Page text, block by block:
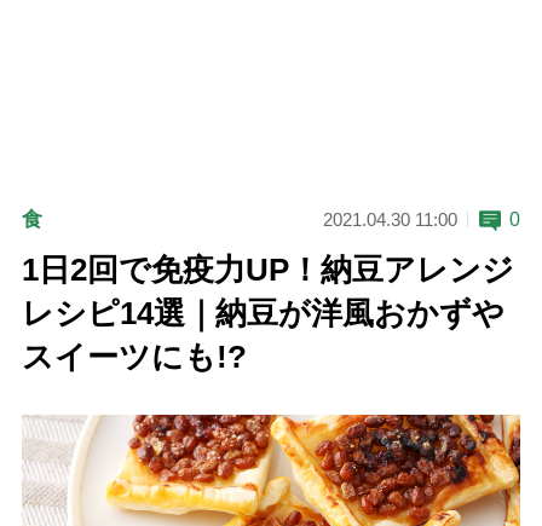
食 2021.04.30 11:00 0
1日2回で免疫力UP！納豆アレンジ
レシピ14選｜納豆が洋風おかずや
スイーツにも!?